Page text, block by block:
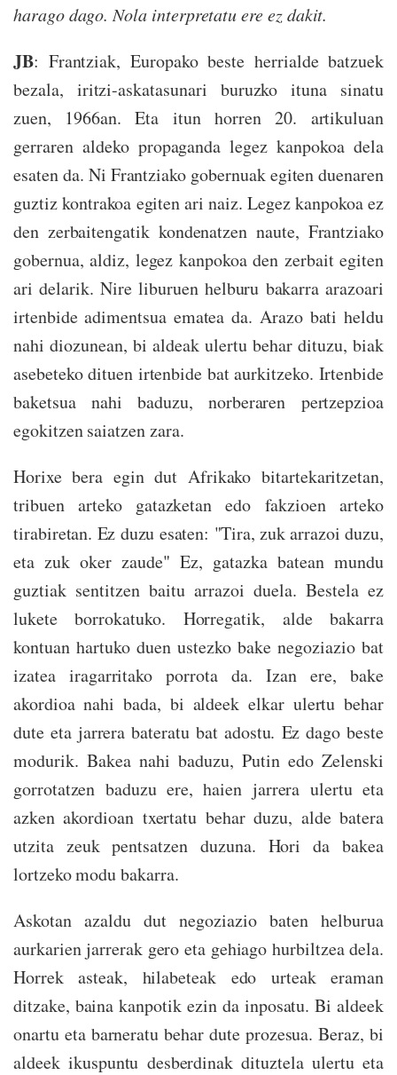
harago dago. Nola interpretatu ere ez dakit.
JB: Frantziak, Europako beste herrialde batzuek
bezala, iritzi-askatasunari buruzko ituna sinatu
zuen, 1966an. Eta itun horren 20. artikuluan
gerraren aldeko propaganda legez kanpokoa dela
esaten da. Ni Frantziako gobernuak egiten duenaren
guztiz kontrakoa egiten ari naiz. Legez kanpokoa ez
den zerbaitengatik kondenatzen naute, Frantziako
gobernua, aldiz, legez kanpokoa den zerbait egiten
ari delarik. Nire liburuen helburu bakarra arazoari
irtenbide adimentsua ematea da. Arazo bati heldu
nahi diozunean, bi aldeak ulertu behar dituzu, biak
asebeteko dituen irtenbide bat aurkitzeko. Irtenbide
baketsua nahi baduzu, norberaren pertzepzioa
egokitzen saiatzen zara.
Horixe bera egin dut Afrikako bitartekaritzetan,
tribuen arteko gatazketan edo fakzioen arteko
tirabiretan. Ez duzu esaten: "Tira, zuk arrazoi duzu,
eta zuk oker zaude" Ez, gatazka batean mundu
guztiak sentitzen baitu arrazoi duela. Bestela ez
lukete borrokatuko. Horregatik, alde bakarra
kontuan hartuko duen ustezko bake negoziazio bat
izatea iragarritako porrota da. Izan ere, bake
akordioa nahi bada, bi aldeek elkar ulertu behar
dute eta jarrera bateratu bat adostu. Ez dago beste
modurik. Bakea nahi baduzu, Putin edo Zelenski
gorrotatzen baduzu ere, haien jarrera ulertu eta
azken akordioan txertatu behar duzu, alde batera
utzita zeuk pentsatzen duzuna. Hori da bakea
lortzeko modu bakarra.
Askotan azaldu dut negoziazio baten helburua
aurkarien jarrerak gero eta gehiago hurbiltzea dela.
Horrek asteak, hilabeteak edo urteak eraman
ditzake, baina kanpotik ezin da inposatu. Bi aldeek
onartu eta barneratu behar dute prozesua. Beraz, bi
aldeek ikuspuntu desberdinak dituztela ulertu eta